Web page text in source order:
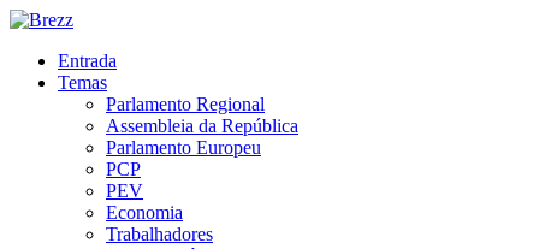
Entrada
Temas
Parlamento Regional
Assembleia da República
Parlamento Europeu
PCP
PEV
Economia
Trabalhadores